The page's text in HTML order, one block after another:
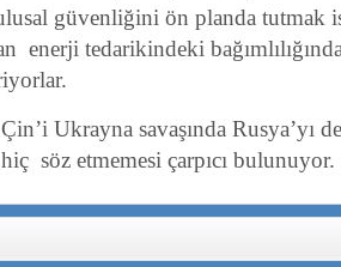
güvenliğini ön planda tutmak
enerji tedarikindeki
Ukrayna savaşında Rusya’yı
söz etmemesi çarpıcı bulunuyor.